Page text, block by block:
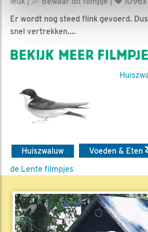
Er wordt nog steed flink gevoerd.
snel vertrekken....
BEKIJK MEER
Huiszwaluw Voeden & Eten
de Lente filmpjes